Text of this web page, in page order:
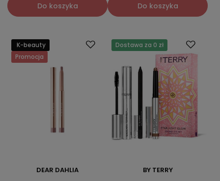
Do koszyka Do koszyka
K-beauty
Promocja
DEAR DAHLIA
Dostawa za 0 zł
BY TERRY